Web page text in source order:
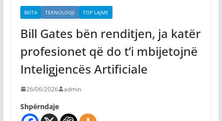
BOTA TEKNOLOGJI TOP LAJME
Bill Gates bën renditjen, ja katër
profesionet që do t’i mbijetojnë
Inteligjencës Artificiale
26/06/2026 admin
Shpërndaje